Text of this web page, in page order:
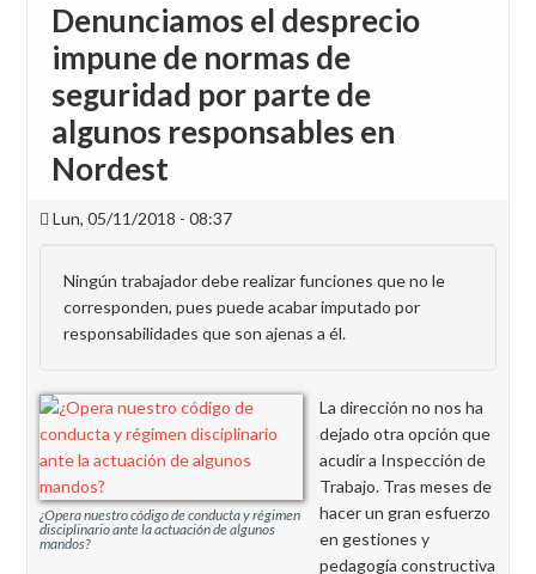
Denunciamos el desprecio
impune de normas de
seguridad por parte de
algunos responsables en
Nordest
Lun, 05/11/2018 - 08:37
Ningún trabajador debe realizar funciones que no le
corresponden, pues puede acabar imputado por
responsabilidades que son ajenas a él.
¿Opera nuestro código de conducta y régimen
disciplinario ante la actuación de algunos
mandos?
La dirección no nos ha
dejado otra opción que
acudir a Inspección de
Trabajo. Tras meses de
hacer un gran esfuerzo
en gestiones y
pedagogía constructiva